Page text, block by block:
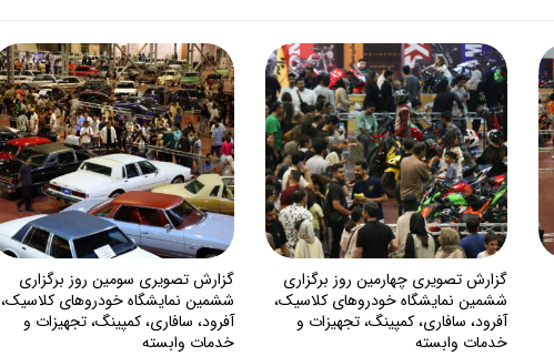
گزارش تصویری چهارمین روز برگزاری
ششمین نمایشگاه خودروهای کلاسیک،
آفرود، سافاری، کمپینگ، تجهیزات و
خدمات وابسته
گزارش تصویری سومین روز برگزاری
ششمین نمایشگاه خودروهای کلاسیک،
آفرود، سافاری، کمپینگ، تجهیزات و
خدمات وابسته